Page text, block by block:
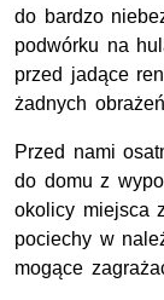
do bardzo
podwórku na
przed jadące
żadnych
Przed nami
do domu z
okolicy miejsca
pociechy w
mogące